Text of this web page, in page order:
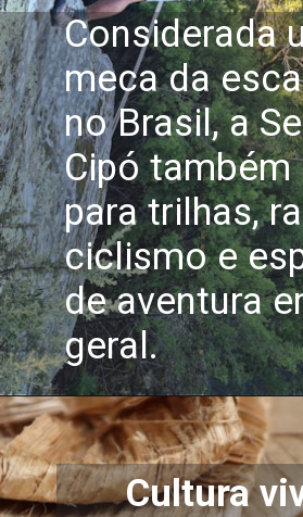
Considerada
meca da
no Brasil, a
Cipó também
para trilhas,
ciclismo e
de aventura
geral.
Cultura